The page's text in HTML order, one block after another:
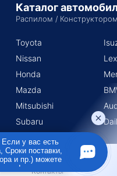
Каталог
Распилом /
Toyota
Nissan
Honda
Mazda
Mitsubishi
Subaru
Контакты
у вас есть
Сроки поставки,
и пр.) можете
чат!